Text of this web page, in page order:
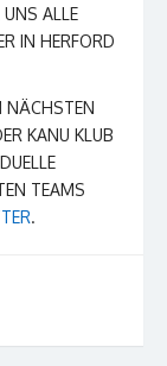
ALLE
IN HERFORD
NÄCHSTEN
KANU KLUB
I
TEAMS E
.